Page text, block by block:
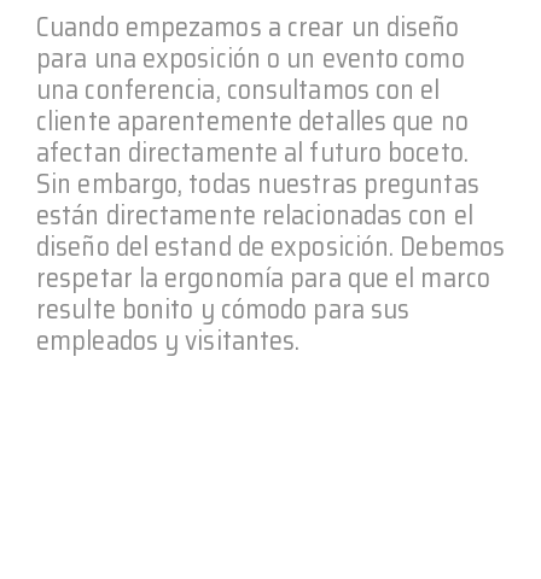
Cuando empezamos a crear un diseño
para una exposición o un evento como
una conferencia, consultamos con el
cliente aparentemente detalles que no
afectan directamente al futuro boceto.
Sin embargo, todas nuestras preguntas
están directamente relacionadas con el
diseño del estand de exposición. Debemos
respetar la ergonomía para que el marco
resulte bonito y cómodo para sus
empleados y visitantes.